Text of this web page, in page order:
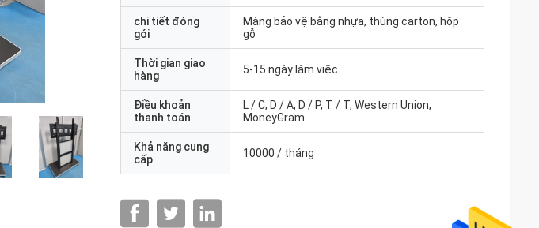
chi tiết đóng
gói
Màng bảo vệ bằng nhựa, thùng carton, hộp
gỗ
Thời gian giao
hàng
5-15 ngày làm việc
Điều khoản
thanh toán
L / C, D / A, D / P, T / T, Western Union,
MoneyGram
Khả năng cung
cấp
10000 / tháng